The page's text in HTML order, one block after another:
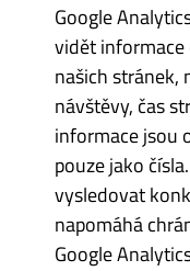
Google
vidět
našich stránek,
návštěvy, čas
informace jsou
pouze jako
vysledovat
napomáhá
Google